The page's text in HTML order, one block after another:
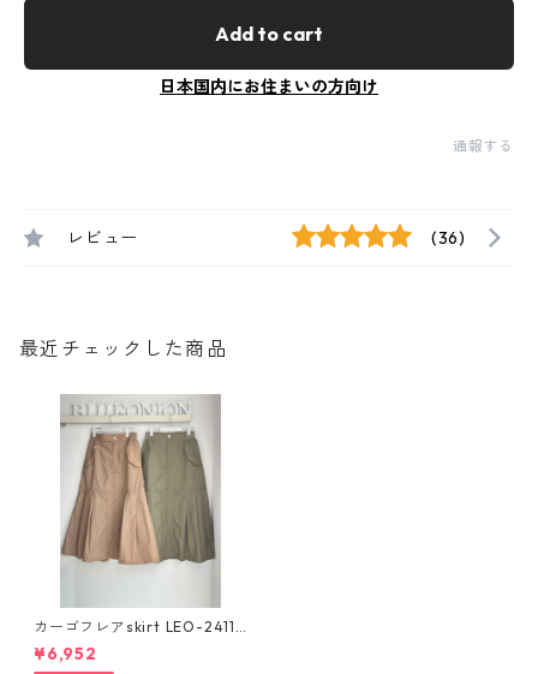
Add to cart
日本国内にお住まいの方向け
通報する
レビュー (36)
最近チェックした商品
カーゴフレアskirt LEO-24113
B
¥6,952